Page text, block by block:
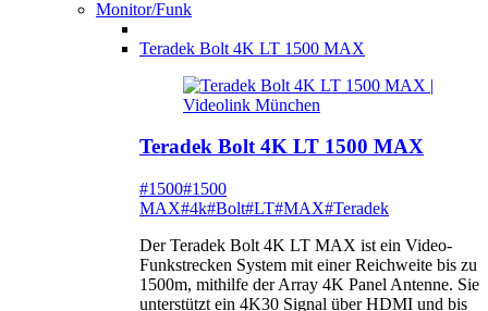
Monitor/Funk
Teradek Bolt 4K LT 1500 MAX
Teradek Bolt 4K LT 1500 MAX
#1500#1500
MAX#4k#Bolt#LT#MAX#Teradek
Der Teradek Bolt 4K LT MAX ist ein Video-
Funkstrecken System mit einer Reichweite bis zu
1500m, mithilfe der Array 4K Panel Antenne. Sie
unterstützt ein 4K30 Signal über HDMI und bis